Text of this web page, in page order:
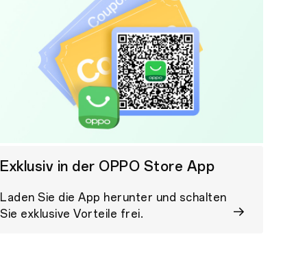
Exklusiv in der OPPO Store App
Laden Sie die App herunter und schalten
Sie exklusive Vorteile frei.